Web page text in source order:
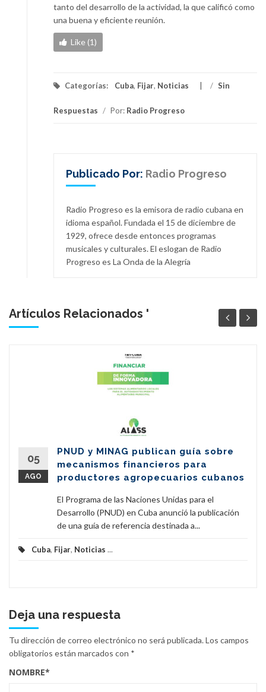
tanto del desarrollo de la actividad, la que calificó como
una buena y eficiente reunión.
Like (1)
Categorías: Cuba, Fijar, Noticias / Sin
Respuestas / Por: Radio Progreso
Publicado Por: Radio Progreso
Radio Progreso es la emisora de radio cubana en
idioma español. Fundada el 15 de diciembre de
1929, ofrece desde entonces programas
musicales y culturales. El eslogan de Radio
Progreso es La Onda de la Alegría
Artículos Relacionados '
05
AGO
PNUD y MINAG publican guía sobre
mecanismos financieros para
productores agropecuarios cubanos
El Programa de las Naciones Unidas para el
Desarrollo (PNUD) en Cuba anunció la publicación
de una guía de referencia destinada a...
Cuba, Fijar, Noticias ...
Deja una respuesta
Tu dirección de correo electrónico no será publicada.Los campos
obligatorios están marcados con *
NOMBRE*